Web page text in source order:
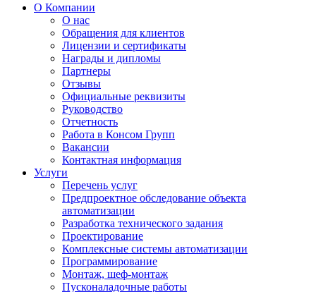
О Компании
О нас
Обращения для клиентов
Лицензии и сертификаты
Награды и дипломы
Партнеры
Отзывы
Официальные реквизиты
Руководство
Отчетность
Работа в Консом Групп
Вакансии
Контактная информация
Услуги
Перечень услуг
Предпроектное обследование объекта
автоматизации
Разработка технического задания
Проектирование
Комплексные системы автоматизации
Программирование
Монтаж, шеф-монтаж
Пусконаладочные работы